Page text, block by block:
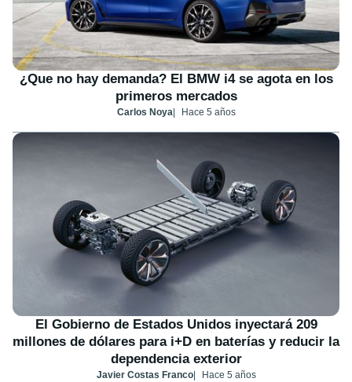
¿Que no hay demanda? El BMW i4 se agota en los
primeros mercados
Carlos Noya Hace 5 años
El Gobierno de Estados Unidos inyectará 209
millones de dólares para i+D en baterías y reducir la
dependencia exterior
Javier Costas Franco Hace 5 años